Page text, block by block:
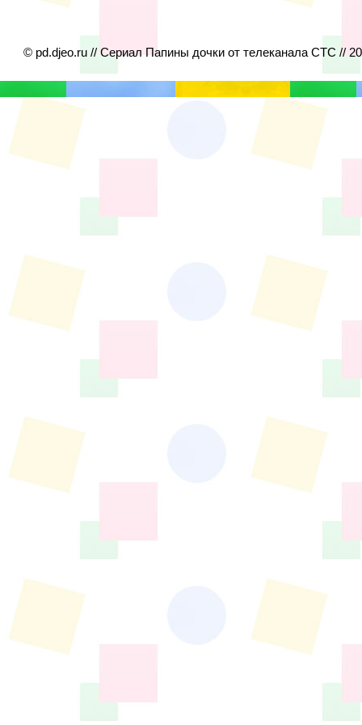
© pd.djeo.ru // Сериал Папины дочки от телеканала СТС //